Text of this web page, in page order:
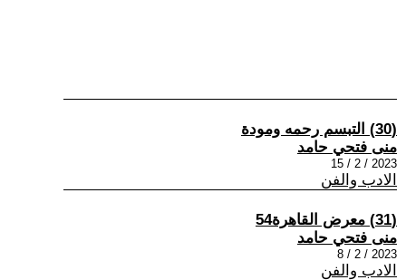
(30) التبسم رحمه ومودة
منى فتحي حامد
2023 / 2 / 15
الادب والفن
(31) معرض القاهرة54
منى فتحي حامد
2023 / 2 / 8
الادب والفن